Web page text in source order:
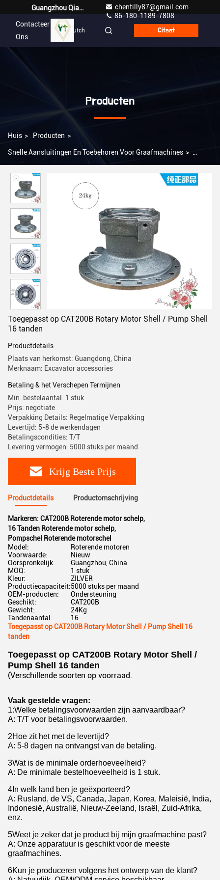
Guangzhou Qianyuan Construction Machinery Co,.LTD
chentilly87@gmail.com
86-180-1189-7808
Contacteer
Ons
Dutch Citaat
Producten
Huis > Producten >
Snelle Aansluitingen En Toebehoren Voor Graafmachines >
tanden
Toegepasst op CAT200B Rotary Motor Shell / Pump Shell
16 tanden
Productdetails
Plaats van herkomst: Guangdong, China
Merknaam: Excavator accessories
Betaling & het Verschepen Termijnen
Min. bestelaantal: 1 stuk
Prijs: negotiate
Verpakking Details: Regelmatige Verpakking
Levertijd: 5-8 de werkendagen
Betalingscondities: T/T
Levering vermogen: 5000 stuks per maand
Krijg Beste Prijs
Productdetails Productomschrijving
Markeren: CAT200B Roterende motor schelp,
16 Tanden Roterende motor schelp,
Pompschel Roterende motorschel
Model:
Roterende motoren
Voorwaarde:
Nieuw
Oorspronkelijk:
Guangzhou, China
MOQ:
1 stuk
Kleur:
ZILVER
Productiecapaciteit:5000 stuks per maand
OEM-producten:
Ondersteuning
Geschikt:
CAT200B
Gewicht:
24Kg
Tandenaantal:
16
Toegepasst op CAT200B Rotary Motor Shell / Pump Shell 16
tanden
Toegepasst op CAT200B Rotary Motor Shell /
Pump Shell 16 tanden
(Verschillende soorten op voorraad.
Vaak gestelde vragen:
1:Welke betalingsvoorwaarden zijn aanvaardbaar?
A: T/T voor betalingsvoorwaarden.
2Hoe zit het met de levertijd?
A: 5-8 dagen na ontvangst van de betaling.
3Wat is de minimale orderhoeveelheid?
A: De minimale bestelhoeveelheid is 1 stuk.
4In welk land ben je geëxporteerd?
A: Rusland, de VS, Canada, Japan, Korea, Maleisië, India,
Indonesië, Australië, Nieuw-Zeeland, Israël, Zuid-Afrika,
enz.
5Weet je zeker dat je product bij mijn graafmachine past?
A: Onze apparatuur is geschikt voor de meeste
graafmachines.
6Kun je produceren volgens het ontwerp van de klant?